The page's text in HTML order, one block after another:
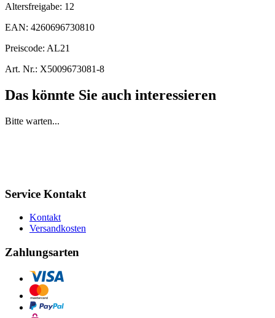
Altersfreigabe: 12
EAN: 4260696730810
Preiscode: AL21
Art. Nr.: X5009673081-8
Das könnte Sie auch interessieren
Bitte warten...
Service Kontakt
Kontakt
Versandkosten
Zahlungsarten